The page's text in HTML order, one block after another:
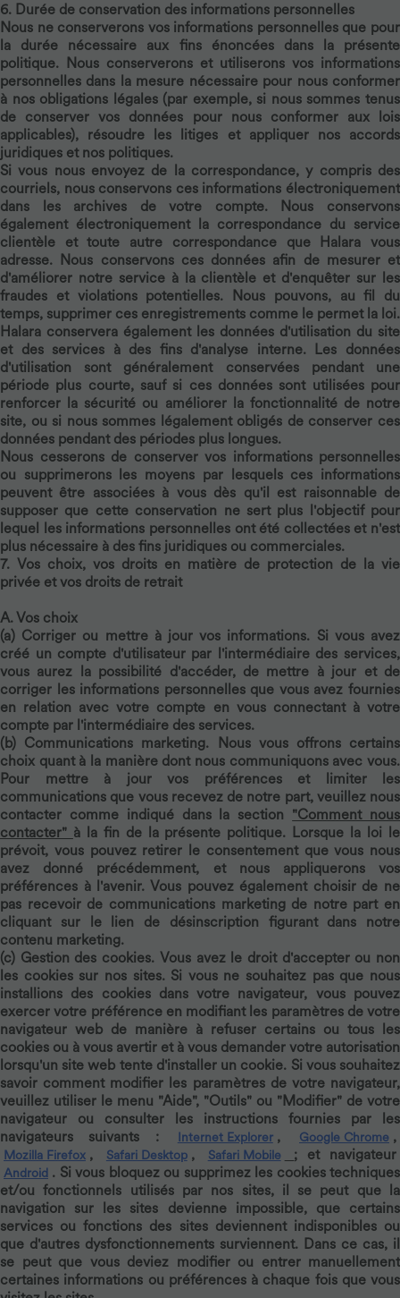
6. Durée de conservation des informations personnelles
Nous ne conserverons vos informations personnelles que pour
la durée nécessaire aux fins énoncées dans la présente
politique. Nous conserverons et utiliserons vos informations
personnelles dans la mesure nécessaire pour nous conformer
à nos obligations légales (par exemple, si nous sommes tenus
de conserver vos données pour nous conformer aux lois
applicables), résoudre les litiges et appliquer nos accords
juridiques et nos politiques.
Si vous nous envoyez de la correspondance, y compris des
courriels, nous conservons ces informations électroniquement
dans les archives de votre compte. Nous conservons
également électroniquement la correspondance du service
clientèle et toute autre correspondance que Halara vous
adresse. Nous conservons ces données afin de mesurer et
d'améliorer notre service à la clientèle et d'enquêter sur les
fraudes et violations potentielles. Nous pouvons, au fil du
temps, supprimer ces enregistrements comme le permet la loi.
Halara conservera également les données d'utilisation du site
et des services à des fins d'analyse interne. Les données
d'utilisation sont généralement conservées pendant une
période plus courte, sauf si ces données sont utilisées pour
renforcer la sécurité ou améliorer la fonctionnalité de notre
site, ou si nous sommes légalement obligés de conserver ces
données pendant des périodes plus longues.
Nous cesserons de conserver vos informations personnelles
ou supprimerons les moyens par lesquels ces informations
peuvent être associées à vous dès qu'il est raisonnable de
supposer que cette conservation ne sert plus l'objectif pour
lequel les informations personnelles ont été collectées et n'est
plus nécessaire à des fins juridiques ou commerciales.
7. Vos choix, vos droits en matière de protection de la vie
privée et vos droits de retrait
A. Vos choix
(a) Corriger ou mettre à jour vos informations. Si vous avez
créé un compte d'utilisateur par l'intermédiaire des services,
vous aurez la possibilité d'accéder, de mettre à jour et de
corriger les informations personnelles que vous avez fournies
en relation avec votre compte en vous connectant à votre
compte par l'intermédiaire des services.
(b) Communications marketing. Nous vous offrons certains
choix quant à la manière dont nous communiquons avec vous.
Pour mettre à jour vos préférences et limiter les
communications que vous recevez de notre part, veuillez nous
contacter comme indiqué dans la section "Comment nous
contacter" à la fin de la présente politique. Lorsque la loi le
prévoit, vous pouvez retirer le consentement que vous nous
avez donné précédemment, et nous appliquerons vos
préférences à l'avenir. Vous pouvez également choisir de ne
pas recevoir de communications marketing de notre part en
cliquant sur le lien de désinscription figurant dans notre
contenu marketing.
(c) Gestion des cookies. Vous avez le droit d'accepter ou non
les cookies sur nos sites. Si vous ne souhaitez pas que nous
installions des cookies dans votre navigateur, vous pouvez
exercer votre préférence en modifiant les paramètres de votre
navigateur web de manière à refuser certains ou tous les
cookies ou à vous avertir et à vous demander votre autorisation
lorsqu'un site web tente d'installer un cookie. Si vous souhaitez
savoir comment modifier les paramètres de votre navigateur,
veuillez utiliser le menu "Aide", "Outils" ou "Modifier" de votre
navigateur ou consulter les instructions fournies par les
navigateurs suivants :
Internet Explorer , Google Chrome ,
Mozilla Firefox , Safari Desktop , Safari Mobile ; et navigateur
Android . Si vous bloquez ou supprimez les cookies techniques
et/ou fonctionnels utilisés par nos sites, il se peut que la
navigation sur les sites devienne impossible, que certains
services ou fonctions des sites deviennent indisponibles ou
que d'autres dysfonctionnements surviennent. Dans ce cas, il
se peut que vous deviez modifier ou entrer manuellement
certaines informations ou préférences à chaque fois que vous